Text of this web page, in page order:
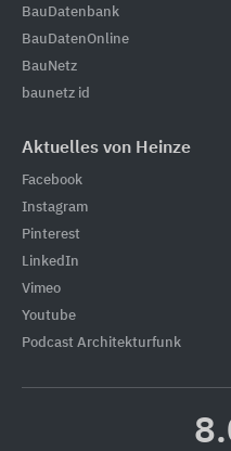
BauDatenbank
BauDatenOnline
BauNetz
baunetz id
Aktuelles von Heinze
Facebook
Instagram
Pinterest
LinkedIn
Vimeo
Youtube
Podcast Architekturfunk